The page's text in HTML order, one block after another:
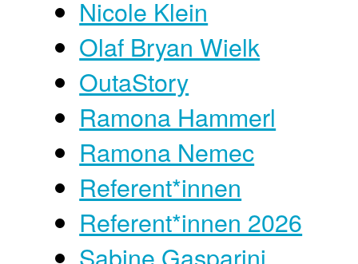
Nicole Klein
Olaf Bryan Wielk
OutaStory
Ramona Hammerl
Ramona Nemec
Referent*innen
Referent*innen 2026
Sabine Gasparini